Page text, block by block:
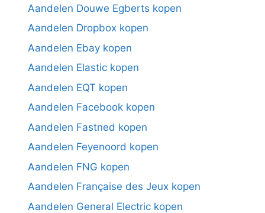
Aandelen Douwe Egberts kopen
Aandelen Dropbox kopen
Aandelen Ebay kopen
Aandelen Elastic kopen
Aandelen EQT kopen
Aandelen Facebook kopen
Aandelen Fastned kopen
Aandelen Feyenoord kopen
Aandelen FNG kopen
Aandelen Française des Jeux kopen
Aandelen General Electric kopen